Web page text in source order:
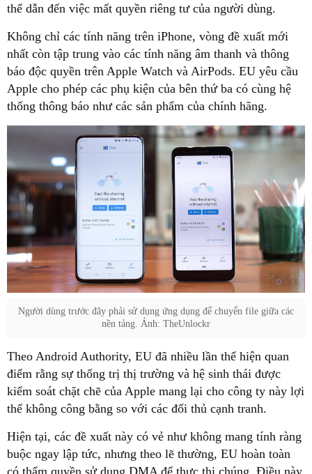
thể dẫn đến việc mất quyền riêng tư của người dùng.
Không chỉ các tính năng trên iPhone, vòng đề xuất mới
nhất còn tập trung vào các tính năng âm thanh và thông
báo độc quyền trên Apple Watch và AirPods. EU yêu cầu
Apple cho phép các phụ kiện của bên thứ ba có cùng hệ
thống thông báo như các sản phẩm của chính hãng.
Người dùng trước đây phải sử dụng ứng dụng để chuyển file giữa các
nền tảng. Ảnh: TheUnlockr
Theo Android Authority, EU đã nhiều lần thể hiện quan
điểm rằng sự thống trị thị trường và hệ sinh thái được
kiểm soát chặt chẽ của Apple mang lại cho công ty này lợi
thế không công bằng so với các đối thủ cạnh tranh.
Hiện tại, các đề xuất này có vẻ như không mang tính ràng
buộc ngay lập tức, nhưng theo lẽ thường, EU hoàn toàn